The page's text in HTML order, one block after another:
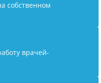
собственном
врачей-